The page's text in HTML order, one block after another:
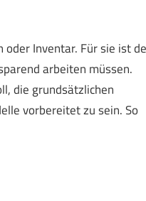
Inventar. Für sie ist
arbeiten müssen.
die grundsätzlichen
vorbereitet zu sein. So